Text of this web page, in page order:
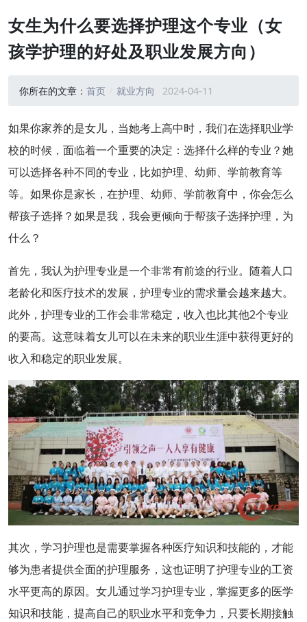
女生为什么要选择护理这个专业（女
孩学护理的好处及职业发展方向）
你所在的文章： 首页 就业方向 2024-04-11
如果你家养的是女儿，当她考上高中时，我们在选择职业学
校的时候，面临着一个重要的决定：选择什么样的专业？她
可以选择各种不同的专业，比如护理、幼师、学前教育等
等。如果你是家长，在护理、幼师、学前教育中，你会怎么
帮孩子选择？如果是我，我会更倾向于帮孩子选择护理，为
什么？
首先，我认为护理专业是一个非常有前途的行业。随着人口
老龄化和医疗技术的发展，护理专业的需求量会越来越大。
此外，护理专业的工作会非常稳定，收入也比其他2个专业
的要高。这意味着女儿可以在未来的职业生涯中获得更好的
收入和稳定的职业发展。
其次，学习护理也是需要掌握各种医疗知识和技能的，才能
够为患者提供全面的护理服务，这也证明了护理专业的工资
水平更高的原因。女儿通过学习护理专业，掌握更多的医学
知识和技能，提高自己的职业水平和竞争力，只要长期接触